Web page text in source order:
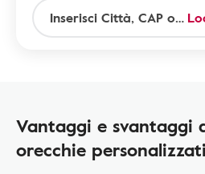
Vantaggi e svantaggi
orecchie personalizzati